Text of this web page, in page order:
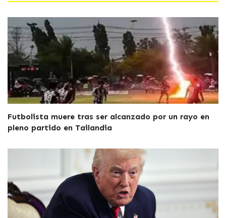
Futbolista muere tras ser alcanzado por un rayo en
pleno partido en Tailandia